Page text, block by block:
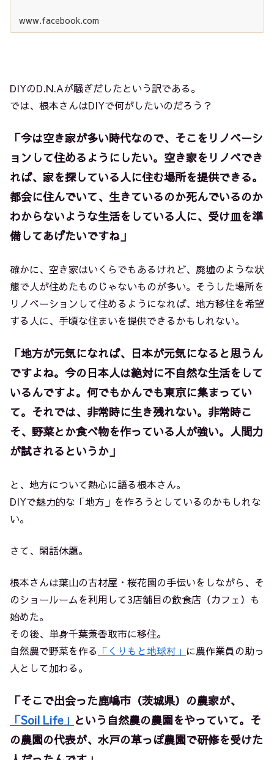
www.facebook.com
DIYのD.N.Aが騒ぎだしたという訳である。
では、根本さんはDIYで何がしたいのだろう？
「今は空き家が多い時代なので、そこをリノベーシ
ョンして住めるようにしたい。空き家をリノベでき
れば、家を探している人に住む場所を提供できる。
都会に住んでいて、生きているのか死んでいるのか
わからないような生活をしている人に、受け皿を準
備してあげたいですね」
確かに、空き家はいくらでもあるけれど、廃墟のような状
態で人が住めたものじゃないものが多い。そうした場所を
リノベーションして住めるようになれば、地方移住を希望
する人に、手頃な住まいを提供できるかもしれない。
「地方が元気になれば、日本が元気になると思うん
ですよね。今の日本人は絶対に不自然な生活をして
いるんですよ。何でもかんでも東京に集まってい
て。それでは、非常時に生き残れない。非常時こ
そ、野菜とか食べ物を作っている人が強い。人間力
が試されるというか」
と、地方について熱心に語る根本さん。
DIYで魅力的な「地方」を作ろうとしているのかもしれな
い。
さて、閑話休題。
根本さんは葉山の古材屋・桜花園の手伝いをしながら、そ
のショールームを利用して3店舗目の飲食店（カフェ）も
始めた。
その後、単身千葉兼香取市に移住。
自然農で野菜を作る 「くりもと地球村」 に農作業員の助っ
人として加わる。
「そこで出会った鹿嶋市（茨城県）の農家が、
「Soil Life」 という自然農の農園をやっていて。そ
の農園の代表が、水戸の草っぽ農園で研修を受けた